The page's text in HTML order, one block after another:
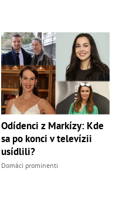
Odídenci z Markízy: Kde
sa po konci v televízii
usídlili?
Domáci prominenti